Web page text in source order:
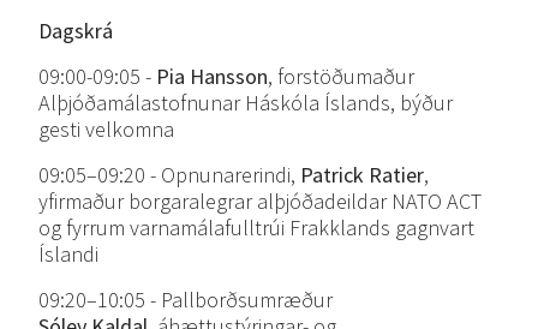
Dagskrá
09:00-09:05 - Pia Hansson, forstöðumaður
Alþjóðamálastofnunar Háskóla Íslands, býður
gesti velkomna
09:05–09:20 - Opnunarerindi, Patrick Ratier,
yfirmaður borgaralegrar alþjóðadeildar NATO ACT
og fyrrum varnamálafulltrúi Frakklands gagnvart
Íslandi
09:20–10:05 - Pallborðsumræður